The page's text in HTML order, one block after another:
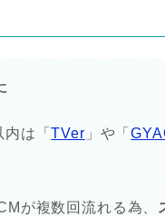
内は「TVer 」や「
が複数回流れる為、